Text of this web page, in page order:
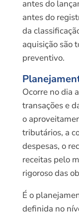
antes do
antes do
da
aquisição são
preventivo.
Ocorre no dia
transações e
o
tributários, a
despesas, o
receitas pelo
rigoroso das
É o
definida no